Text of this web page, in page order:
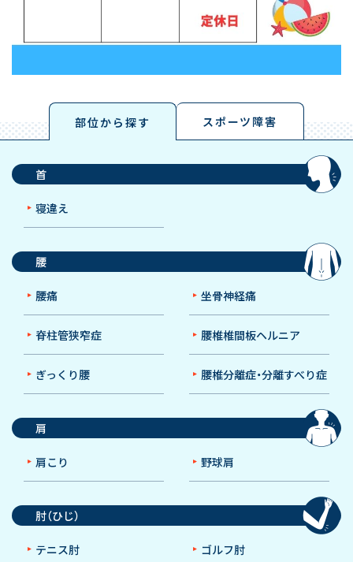
部位から探す スポーツ障害
首
寝違え
腰
腰痛 坐骨神経痛
脊柱管狭窄症 腰椎椎間板ヘルニア
ぎっくり腰 腰椎分離症・分離すべり症
肩
肩こり 野球肩
肘（ひじ）
テニス肘 ゴルフ肘